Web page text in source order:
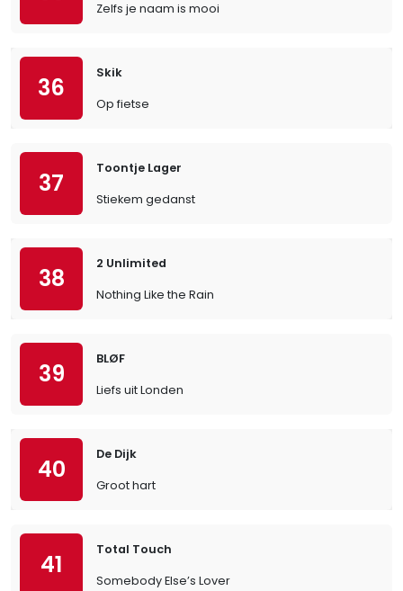
Zelfs je naam is mooi
36
Skik
Op fietse
37
Toontje Lager
Stiekem gedanst
38
2 Unlimited
Nothing Like the Rain
39
BLØF
Liefs uit Londen
40
De Dijk
Groot hart
41
Total Touch
Somebody Else’s Lover